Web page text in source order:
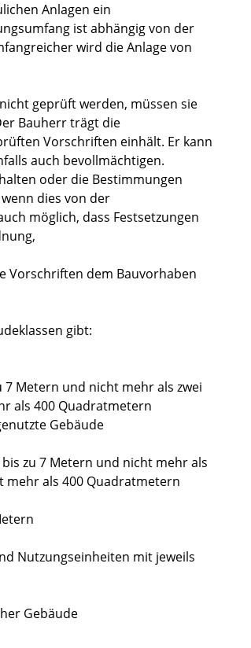
Anlagen ein
ist abhängig von der
wird die Anlage von
geprüft werden, müssen sie
Bauherr trägt die
Vorschriften einhält. Er kann
auch bevollmächtigen.
oder die Bestimmungen
dies von der
möglich, dass Festsetzungen
Vorschriften dem Bauvorhaben
gibt:
Metern und nicht mehr als zwei
als 400 Quadratmetern
Gebäude
zu 7 Metern und nicht mehr als
mehr als 400 Quadratmetern
Nutzungseinheiten mit jeweils
Gebäude